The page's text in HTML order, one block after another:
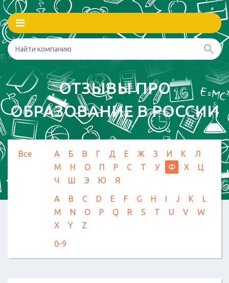
ОТЗЫВЫ ПРО
ОБРАЗОВАНИЕ В РОССИИ
Все А Б В Г Д Е Ж З И К
Л
М
Н О П Р С Т У Ф Х
Ц
Ч
Ш Э Ю
Я
A
B C D E F G H I J K
L
M
N O P Q R S T U V
W
X
Y
Z
0-9